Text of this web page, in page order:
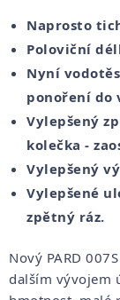
Naprosto
Poloviční
Nyní
ponoření do
Vylepšený
kolečka -
Vylepšený
Vylepšené
zpětný ráz.
Nový PARD
dalším vývojem